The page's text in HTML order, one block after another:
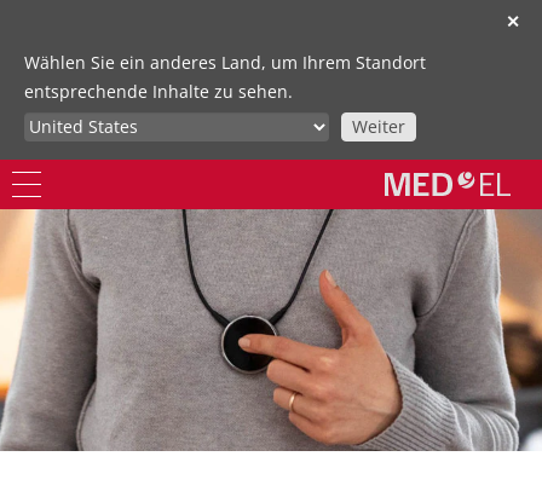
✕
Wählen Sie ein anderes Land, um Ihrem Standort
entsprechende Inhalte zu sehen.
Weiter